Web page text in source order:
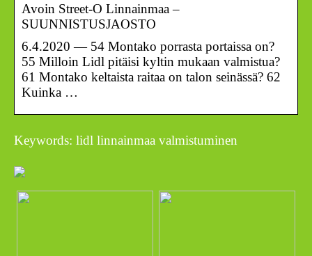
Avoin Street-O Linnainmaa –
SUUNNISTUSJAOSTO
6.4.2020 — 54 Montako porrasta portaissa on?
55 Milloin Lidl pitäisi kyltin mukaan valmistua?
61 Montako keltaista raitaa on talon seinässä? 62
Kuinka …
Keywords: lidl linnainmaa valmistuminen